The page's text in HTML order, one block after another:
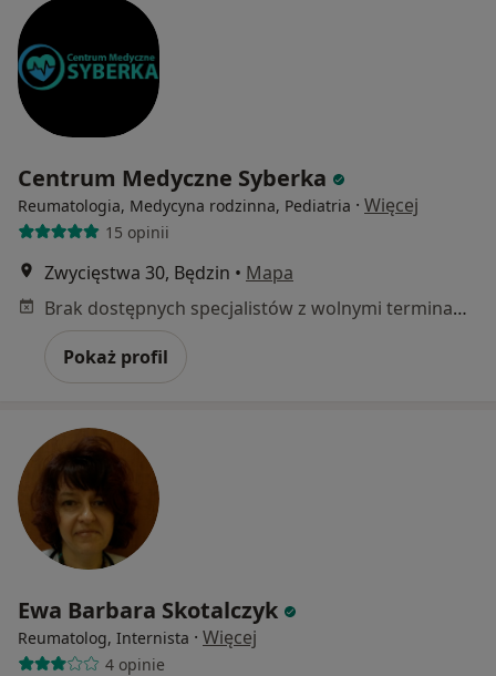
Centrum Medyczne Syberka
Reumatologia, Medycyna rodzinna, Pediatria · Więcej
15 opinii
Zwycięstwa 30, Będzin • Mapa
Brak dostępnych specjalistów z wolnymi terminami w tym centrum medycznym.
Pokaż profil
Ewa Barbara Skotalczyk
Reumatolog, Internista · Więcej
4 opinie